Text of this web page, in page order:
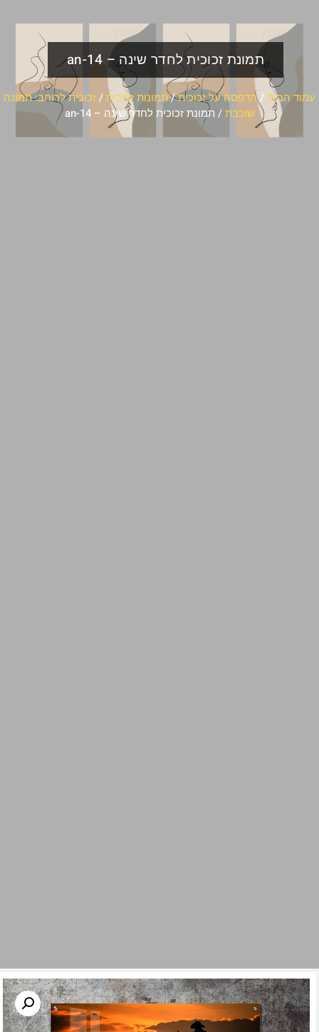
תמונת זכוכית לחדר שינה – an-14
עמוד הבית /הדפסה על זכוכית/תמונות זכוכית/זכוכית לרוחב: תמונה
שוכבת/ תמונת זכוכית לחדר שינה – an-14